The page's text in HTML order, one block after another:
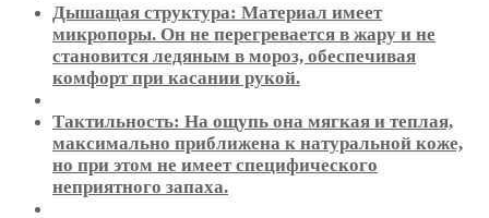
Дышащая структура: Материал имеет
микропоры. Он не перегревается в жару и не
становится ледяным в мороз, обеспечивая
комфорт при касании рукой.
Тактильность: На ощупь она мягкая и теплая,
максимально приближена к натуральной коже,
но при этом не имеет специфического
неприятного запаха.